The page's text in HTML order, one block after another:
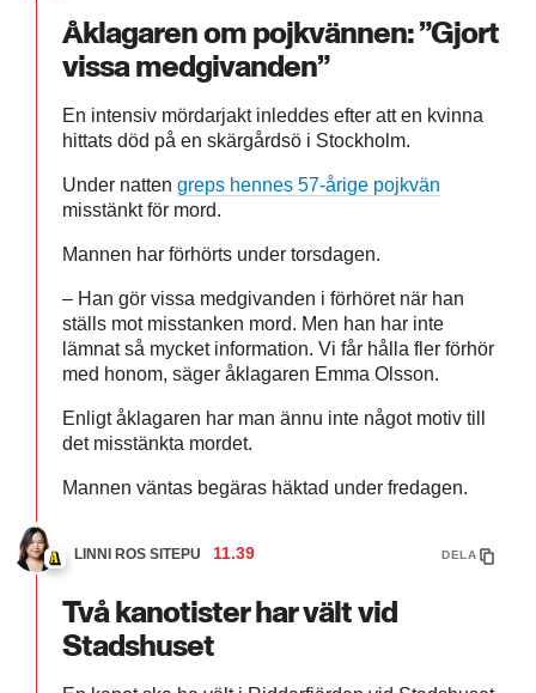
Åklagaren om pojkvännen: ”Gjort
vissa medgivanden”
En intensiv mördarjakt inleddes efter att en kvinna
hittats död på en skärgårdsö i Stockholm.
Under natten greps hennes 57-årige pojkvän
misstänkt för mord.
Mannen har förhörts under torsdagen.
– Han gör vissa medgivanden i förhöret när han
ställs mot misstanken mord. Men han har inte
lämnat så mycket information. Vi får hålla fler förhör
med honom, säger åklagaren Emma Olsson.
Enligt åklagaren har man ännu inte något motiv till
det misstänkta mordet.
Mannen väntas begäras häktad under fredagen.
LINNI ROS SITEPU 11.39 DELA
Två kanotister har vält vid
Stadshuset